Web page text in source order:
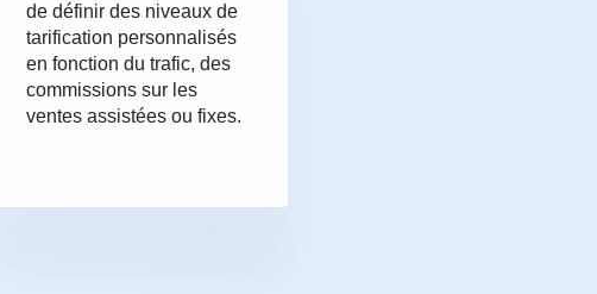
de définir des niveaux de
tarification personnalisés
en fonction du trafic, des
commissions sur les
ventes assistées ou fixes.